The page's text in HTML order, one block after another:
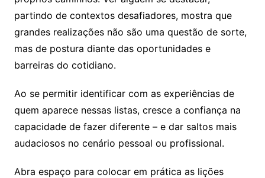
partindo de contextos desafiadores, mostra que
grandes realizações não são uma questão de sorte,
mas de postura diante das oportunidades e
barreiras do cotidiano.
Ao se permitir identificar com as experiências de
quem aparece nessas listas, cresce a confiança na
capacidade de fazer diferente – e dar saltos mais
audaciosos no cenário pessoal ou profissional.
Abra espaço para colocar em prática as lições